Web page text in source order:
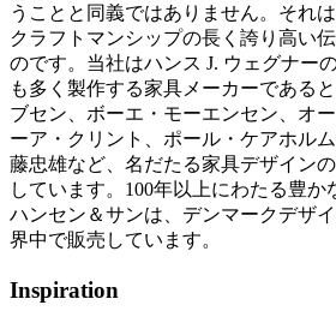
うことと同義ではありません。それ
クラフトマンシップの長く誇り高い
のです。当社はハンス J. ウェグナー
も多く製作する家具メーカーである
ブセン、ボーエ・モーエンセン、オ
ーア・クリント、ポール・ケアホル
藤忠雄など、名だたる家具デザイン
しています。100年以上にわたる豊か
ハンセン＆サンは、デンマークデザ
界中で販売しています。
Inspiration